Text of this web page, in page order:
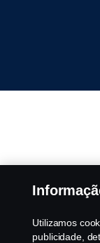
Utilizamos
publicidade,